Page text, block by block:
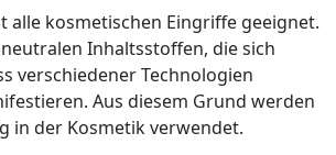
alle kosmetischen Eingriffe geeignet.
Inhaltsstoffen, die sich
verschiedener Technologien
Aus diesem Grund werden
in der Kosmetik verwendet.